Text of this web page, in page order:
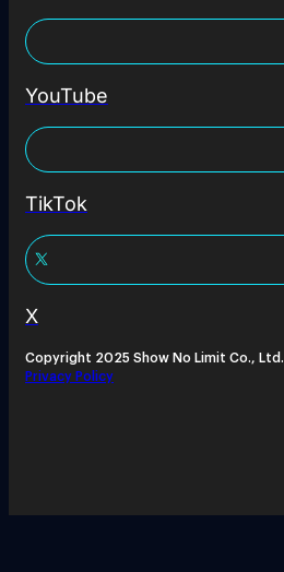
YouTube
TikTok
X
Copyright 2025 Show No Limit Co., Ltd.
Privacy Policy